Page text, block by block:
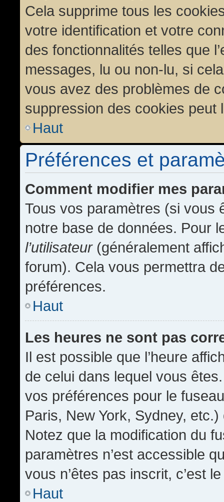
Cela supprime tous les
votre identification et votre
des fonctionnalités telles que
messages, lu ou non-lu, si
vous avez des problèmes de
suppression des cookies peut
Haut
Préférences et
Comment modifier mes
Tous vos paramètres (si vous
notre base de données. Pour
l’utilisateur(généralement
forum). Cela vous permettra
préférences.
Haut
Les heures ne sont pas
Il est possible que l’heure
de celui dans lequel vous
vos préférences pour le
Paris, New York, Sydney,
Notez que la modification du
paramètres n’est accessible
vous n’êtes pas inscrit, c’est
Haut